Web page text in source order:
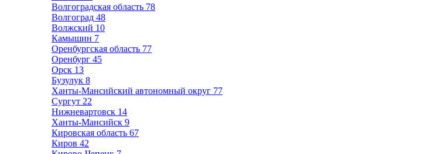
Волгоградская область 78
Волгоград 48
Волжский 10
Камышин 7
Оренбургская область 77
Оренбург 45
Орск 13
Бузулук 8
Ханты-Мансийский автономный округ 77
Сургут 22
Нижневартовск 14
Ханты-Мансийск 9
Кировская область 67
Киров 42